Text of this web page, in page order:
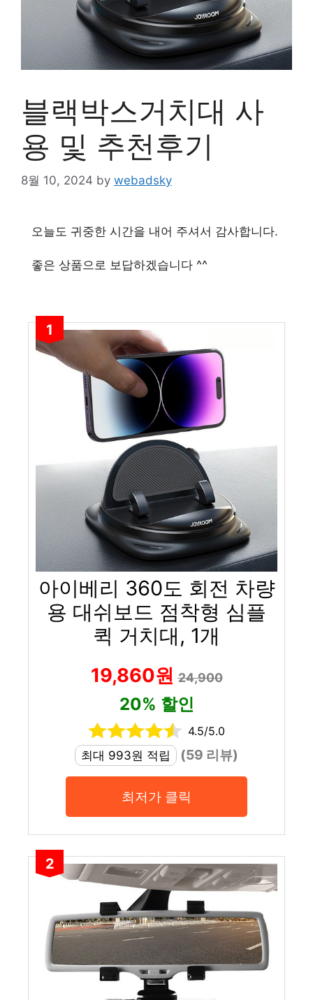
블랙박스거치대 사
용 및 추천후기
8월 10, 2024 by webadsky
오늘도 귀중한 시간을 내어 주셔서 감사합니다.
좋은 상품으로 보답하겠습니다 ^^
1
아이베리 360도 회전 차량
용 대쉬보드 점착형 심플
퀵 거치대, 1개
19,860원24,900
20% 할인
4.5/5.0
최대 993원 적립
(59 리뷰)
최저가 클릭
2